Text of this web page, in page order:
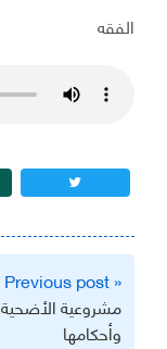
الفقه
تصفّح
المقالات
« Previous post
مشروعية الأضحية
وأحكامها